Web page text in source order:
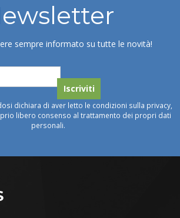
sempre informato su tutte le novità!
dichiara di aver letto le condizioni sulla privacy,
libero consenso al trattamento dei propri dati
personali.